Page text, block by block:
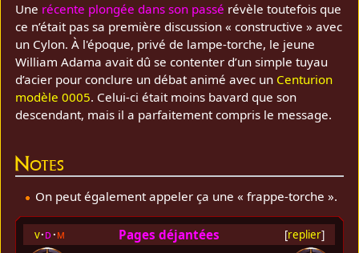
Une récente plongée dans son passé révèle toutefois que
ce n’était pas sa première discussion « constructive » avec
un Cylon. À l'époque, privé de lampe‑torche, le jeune
William Adama avait dû se contenter d’un simple tuyau
d’acier pour conclure un débat animé avec un Centurion
modèle 0005. Celui‑ci était moins bavard que son
descendant, mais il a parfaitement compris le message.
Notes
On peut également appeler ça une « frappe‑torche ».
[replier]
v d m Pages déjantées